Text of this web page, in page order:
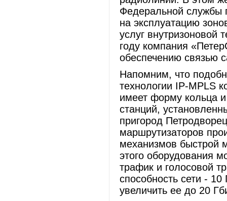
Федеральной службы
на эксплуатацию
услуг внутризоновой
году компания
обеспечению связью
Напомним, что
технологии IP-MPLS
имеет форму кольца
станций,
пригород
маршрутизаторов
механизмов быстрой
этого оборудования
трафик и голосовой
способность сети -
увеличить ее до 20